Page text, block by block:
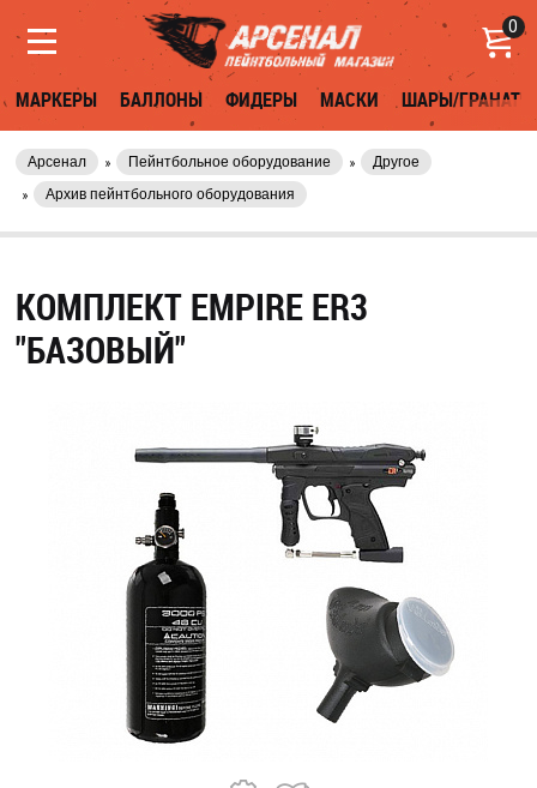
0
МАРКЕРЫ БАЛЛОНЫ ФИДЕРЫ МАСКИ ШАРЫ/ГРАНАТЫ
Арсенал Пейнтбольное оборудование
Другое
Архив пейнтбольного оборудования
КОМПЛЕКТ EMPIRE ER3
"БАЗОВЫЙ"